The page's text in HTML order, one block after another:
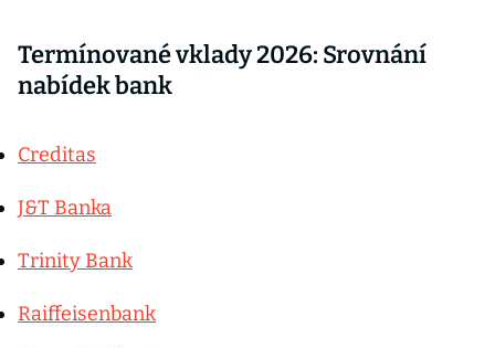
Termínované vklady 2026: Srovnání
nabídek bank
Creditas
J&T Banka
Trinity Bank
Raiffeisenbank